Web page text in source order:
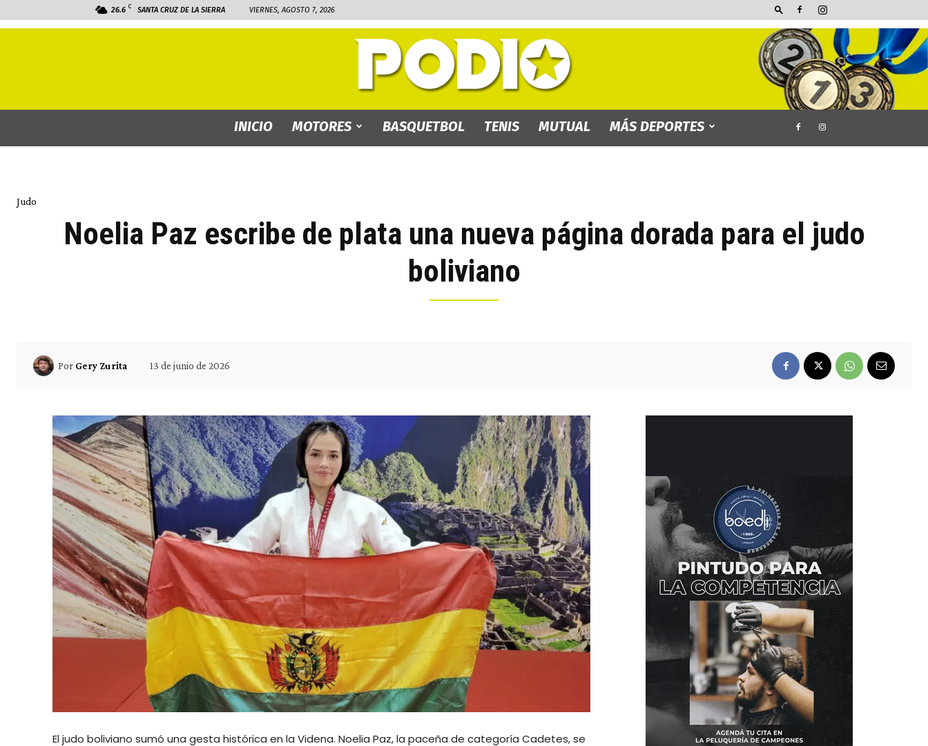
26.6 C SANTA CRUZ DE LA SIERRA VIERNES, AGOSTO 7, 2026
INICIO MOTORES BASQUETBOL TENIS MUTUAL MÁS DEPORTES
Judo
Noelia Paz escribe de plata una nueva página dorada para el judo
boliviano
Por Gery Zurita 13 de junio de 2026
El judo boliviano sumó una gesta histórica en la Videna. Noelia Paz, la paceña de categoría Cadetes, se